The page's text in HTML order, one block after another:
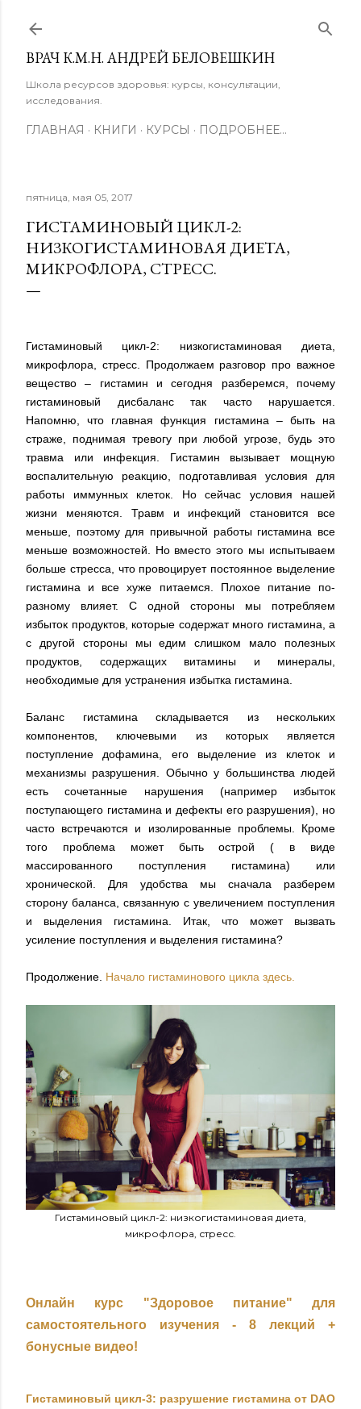
ВРАЧ К.М.Н. АНДРЕЙ БЕЛОВЕШКИН
Школа ресурсов здоровья: курсы, консультации,
исследования.
ГЛАВНАЯ КНИГИ КУРСЫ ПОДРОБНЕЕ…
пятница, мая 05, 2017
ГИСТАМИНОВЫЙ ЦИКЛ-2:
НИЗКОГИСТАМИНОВАЯ ДИЕТА,
МИКРОФЛОРА, СТРЕСС.
Гистаминовый цикл-2: низкогистаминовая диета,
микрофлора, стресс. Продолжаем разговор про важное
вещество – гистамин и сегодня разберемся, почему
гистаминовый дисбаланс так часто нарушается.
Напомню, что главная функция гистамина – быть на
страже, поднимая тревогу при любой угрозе, будь это
травма или инфекция. Гистамин вызывает мощную
воспалительную реакцию, подготавливая условия для
работы иммунных клеток. Но сейчас условия нашей
жизни меняются. Травм и инфекций становится все
меньше, поэтому для привычной работы гистамина все
меньше возможностей. Но вместо этого мы испытываем
больше стресса, что провоцирует постоянное выделение
гистамина и все хуже питаемся. Плохое питание по-
разному влияет. С одной стороны мы потребляем
избыток продуктов, которые содержат много гистамина, а
с другой стороны мы едим слишком мало полезных
продуктов, содержащих витамины и минералы,
необходимые для устранения избытка гистамина.
Баланс гистамина складывается из нескольких
компонентов, ключевыми из которых является
поступление дофамина, его выделение из клеток и
механизмы разрушения. Обычно у большинства людей
есть сочетанные нарушения (например избыток
поступающего гистамина и дефекты его разрушения), но
часто встречаются и изолированные проблемы. Кроме
того проблема может быть острой ( в виде
массированного поступления гистамина) или
хронической. Для удобства мы сначала разберем
сторону баланса, связанную с увеличением поступления
и выделения гистамина. Итак, что может вызвать
усиление поступления и выделения гистамина?
Продолжение. Начало гистаминового цикла здесь.
Гистаминовый цикл-2: низкогистаминовая диета,
микрофлора, стресс.
Онлайн курс "Здоровое питание" для
самостоятельного изучения - 8 лекций +
бонусные видео!
Гистаминовый цикл-3: разрушение гистамина от DAO